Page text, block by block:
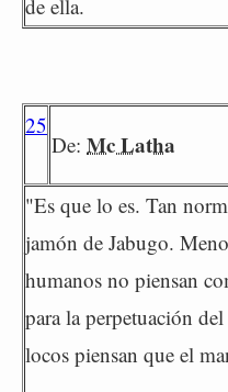
de ella.
25
De: Mc Latha
"Es que lo es. Tan
jamón de Jabugo.
humanos no piensan
para la perpetuación
locos piensan que el